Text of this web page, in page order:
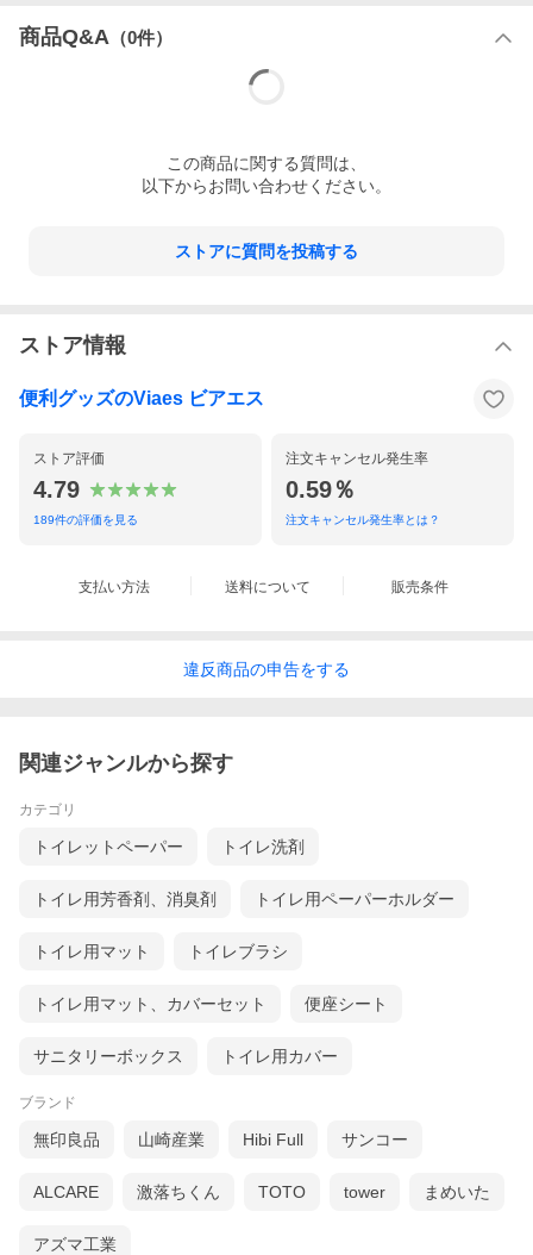
商品Q&A （0件）
この商品に関する質問は、
以下からお問い合わせください。
ストアに質問を投稿する
ストア情報
便利グッズのViaes ビアエス
ストア評価
4.79
189件の評価を見る
注文キャンセル発生率
0.59％
注文キャンセル発生率とは？
支払い方法 送料について 販売条件
違反商品の申告をする
関連ジャンルから探す
カテゴリ
トイレットペーパー トイレ洗剤
トイレ用芳香剤、消臭剤 トイレ用ペーパーホルダー
トイレ用マット トイレブラシ
トイレ用マット、カバーセット 便座シート
サニタリーボックス トイレ用カバー
ブランド
無印良品 山崎産業 Hibi Full サンコー
ALCARE 激落ちくん TOTO tower まめいた
アズマ工業